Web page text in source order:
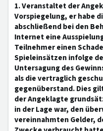
1. Veranstaltet der
Vorspiegelung, er habe
abschließend bei den
Internet eine
Teilnehmer einen
Spieleinsätzen infolge
Untersagung des
als die vertraglich
gegenüberstand. Dies
der Angeklagte
in der Lage war, den
vereinnahmten Gelder,